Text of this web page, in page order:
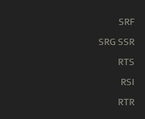
SRF
SRG SSR
RTS
RSI
RTR